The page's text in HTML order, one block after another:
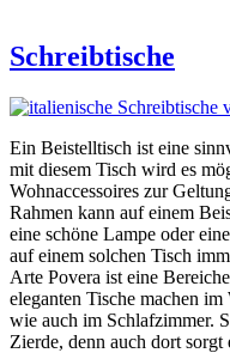
Schreibtische
Ein Beistelltisch ist eine
mit diesem Tisch wird es
Wohnaccessoires zur
Rahmen kann auf einem
eine schöne Lampe oder
auf einem solchen Tisch
Arte Povera ist eine
eleganten Tische machen
wie auch im Schlafzimmer.
Zierde, denn auch dort sorgt